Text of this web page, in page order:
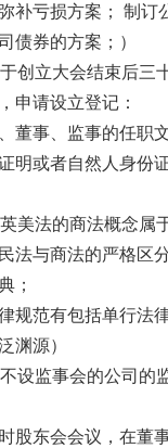
补亏损方案； 制订
债券的方案；）
创立大会结束后三
申请设立登记：
董事、监事的任职
明或者自然人身份
美法的商法概念属
法与商法的严格区
；
规范有包括单行法
渊源）
设监事会的公司的
股东会会议，在董